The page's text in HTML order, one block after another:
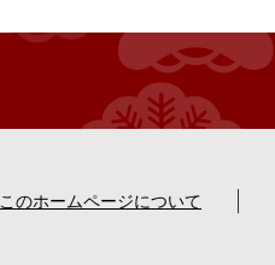
このホームページについて